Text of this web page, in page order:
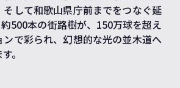
して和歌山県庁前までをつなぐ延
500本の街路樹が、 150万球を超え
で彩られ、幻想的な光の並木道へ
。